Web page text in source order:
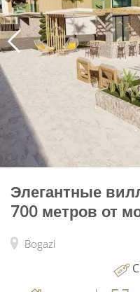
Элегантные
700 метров от
Bogazi